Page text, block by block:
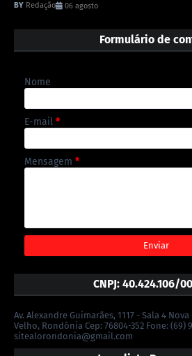
Redação 06 agosto
Formulário de
Nome
E-mail *
Mensagem *
CNPJ: 40.424.106/
Av. Alexandre Guimarães, 1117 - Sala 4
Velho, Rondônia Cep: 76804-352 Fone: (69)
sitealorondonia@gmail.com